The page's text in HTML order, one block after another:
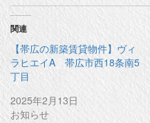
w
e
r
で
共
し
い
ウ
k
す
る
に
は
ク
し
関連
【帯広の新築賃貸物件】ヴィ
ラヒエイA 帯広市西18条南5
丁目
2025年2月13日
お知らせ